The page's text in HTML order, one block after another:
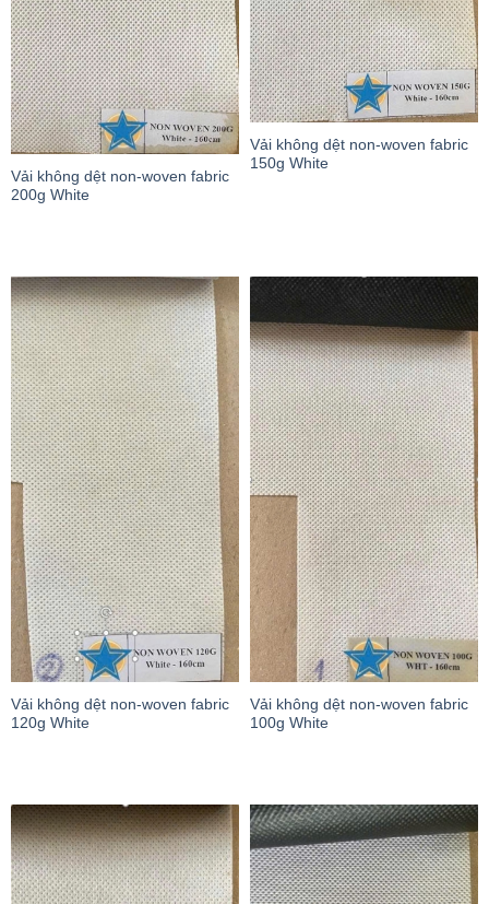
Vải không dệt non-woven fabric
200g White
Vải không dệt non-woven fabric
150g White
Vải không dệt non-woven fabric
120g White
Vải không dệt non-woven fabric
100g White